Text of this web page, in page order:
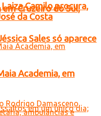
Cruzeiro do Sul,
Sales só aparece
Camilo procura,
da Costa
Academia, em